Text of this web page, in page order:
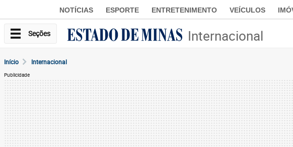
NOTÍCIAS ESPORTE ENTRETENIMENTO VEÍCULOS
Seções Internacional
Início Internacional
Publicidade